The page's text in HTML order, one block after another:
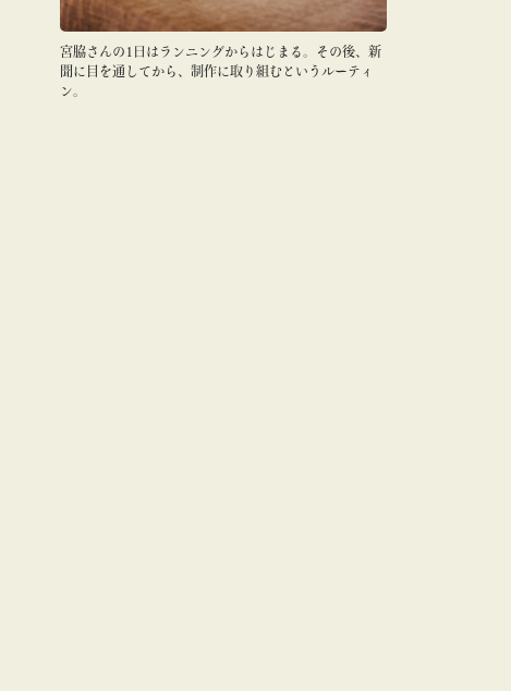
宮脇さんの1日はランニングからはじまる。その後、新
聞に目を通してから、制作に取り組むというルーティ
ン。